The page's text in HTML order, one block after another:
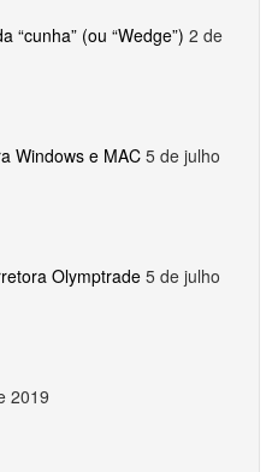
“cunha” (ou “Wedge”) 2 de
Windows e MAC 5 de julho
Olymptrade 5 de julho
2019